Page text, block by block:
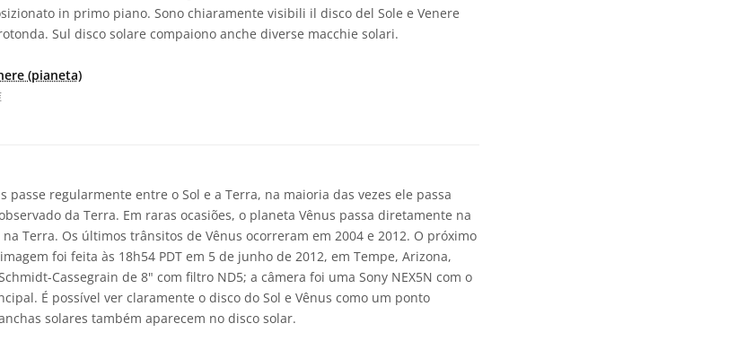
in primo piano. Sono chiaramente visibili il disco del Sole e Venere
Sul disco solare compaiono anche diverse macchie solari.
(pianeta)
passe regularmente entre o Sol e a Terra, na maioria das vezes ele passa
da Terra. Em raras ocasiões, o planeta Vênus passa diretamente na
Terra. Os últimos trânsitos de Vênus ocorreram em 2004 e 2012. O próximo
foi feita às 18h54 PDT em 5 de junho de 2012, em Tempe, Arizona,
Cassegrain de 8" com filtro ND5; a câmera foi uma Sony NEX5N com o
É possível ver claramente o disco do Sol e Vênus como um ponto
solares também aparecem no disco solar.